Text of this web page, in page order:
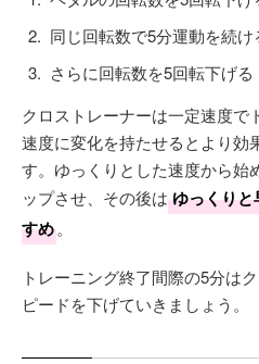
同じ回転数で5分運動を続け
さらに回転数を5回転下げる
クロストレーナーは一定速度で
速度に変化を持たせるとより効
す。ゆっくりとした速度から始
ップさせ、その後は ゆっくり
すめ。
トレーニング終了間際の5分は
ピードを下げていきましょう。